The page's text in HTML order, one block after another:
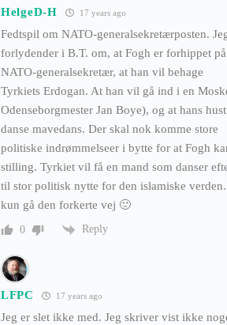
HelgeD-H 17 years ago
Fedtspil om NATO-generalsekretærposten.
forlydender i B.T. om, at Fogh er forhippet
NATO-generalsekretær, at han vil behage
Tyrkiets Erdogan. At han vil gå ind i en
Odenseborgmester Jan Boye), og at hans
danse mavedans. Der skal nok komme store
politiske indrømmelseer i bytte for at Fogh
stilling. Tyrkiet vil få en mand som danser
til stor politisk nytte for den islamiske
kun gå den forkerte vej 🙁
0 Reply
LFPC 17 years ago
Jeg er slet ikke med. Jeg skriver vist ikke